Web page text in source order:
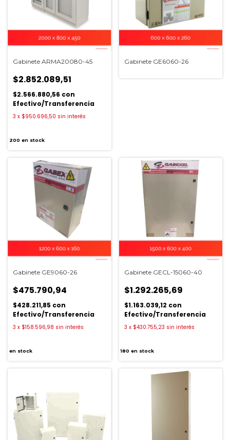
Gabinete ARMA20080-45
$2.852.089,51
$2.566.880,56 con
Efectivo/Transferencia
3 x $950.696,50 sin interés
200 en stock
Gabinete GE6060-26
Gabinete GE9060-26
$475.790,94
$428.211,85 con
Efectivo/Transferencia
3 x $158.596,98 sin interés
en stock
Gabinete GECL-15060-40
$1.292.265,69
$1.163.039,12 con
Efectivo/Transferencia
3 x $430.755,23 sin interés
180 en stock